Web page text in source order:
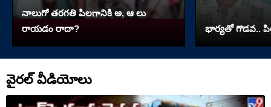
నాలుగో త‌ర‌గతి పిలగానికి అ, ఆ లు
రాయ‌డం రాదా?
భార్యతో గొడవ..
వైరల్ వీడియోలు